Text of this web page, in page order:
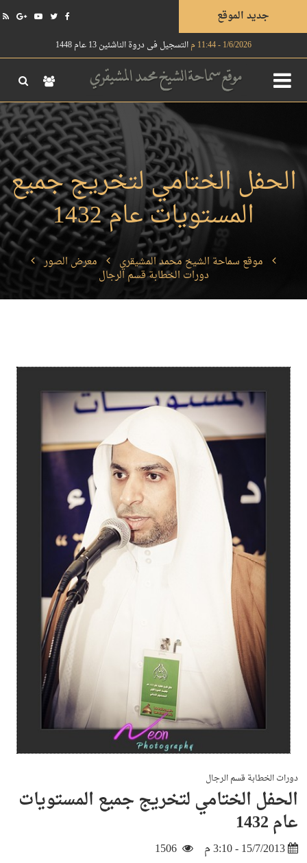
جديد الموقع
1/6/2026 - 11:44 م التسجيل في دروة الناشئين 13 عام 1448
الحفل الختامي لتخريج جميع
المستويات عام 1432
موقع سماحة الشيخ محمد المشيقري معرض الصور
دورات الخطابة قسم الرجال
دورات الخطابة قسم الرجال
الحفل الختامي لتخريج جميع المستويات
عام 1432
15/7/2013 - 3:10 م 1506